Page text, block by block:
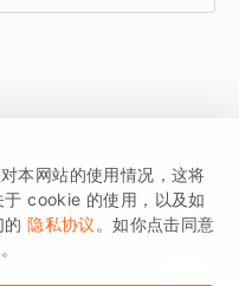
品牌，核心平台为 GrowingIO
本网站的使用情况，这将
cookie 的使用，以及如
隐私协议 。如你点击同意